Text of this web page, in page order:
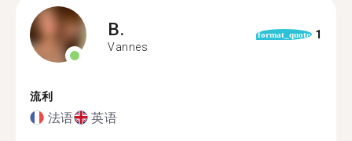
B.
Vannes
format_quote 1
流利
法语 英语